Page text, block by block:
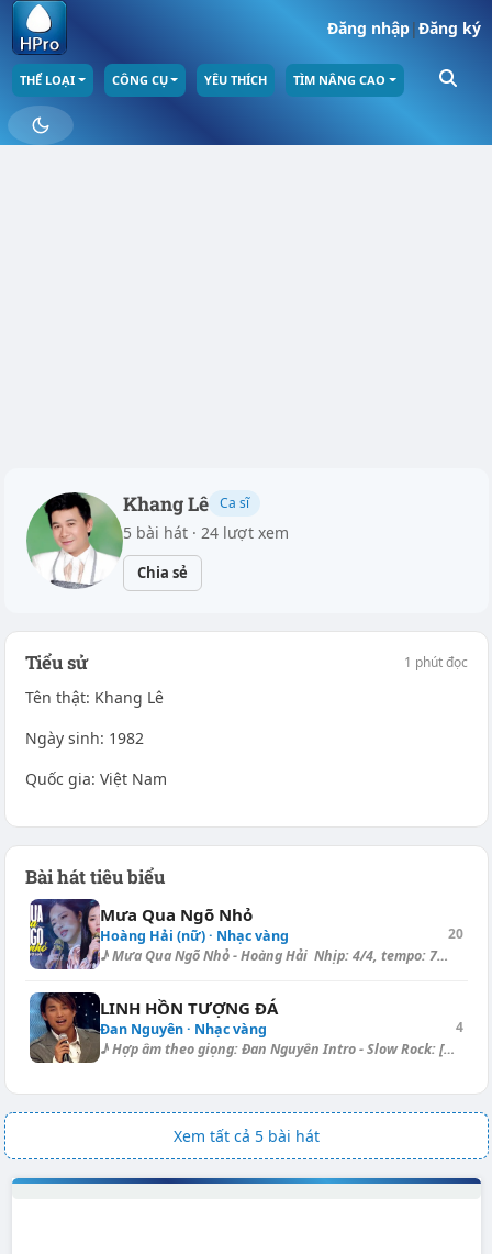
Đăng nhập|Đăng ký
THỂ LOẠI CÔNG CỤ YÊU THÍCH TÌM NÂNG CAO
Khang Lê Ca sĩ
5 bài hát · 24 lượt xem
Chia sẻ
Tiểu sử 1 phút đọc
Tên thật: Khang Lê
Ngày sinh: 1982
Quốc gia: Việt Nam
Bài hát tiêu biểu
Mưa Qua Ngõ Nhỏ
Hoàng Hải (nữ) · Nhạc vàng
♪ Mưa Qua Ngõ Nhỏ - Hoàng Hải Nhịp: 4/4, tempo: 74, điệu: Bolero =====...
20
LINH HỒN TƯỢNG ĐÁ
Đan Nguyên · Nhạc vàng
♪ Hợp âm theo giọng: Đan Nguyên Intro - Slow Rock: [Am7] | [Am] | [Dm] |...
4
Xem tất cả 5 bài hát